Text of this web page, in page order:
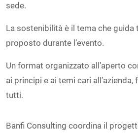
sede.
La sostenibilità è il tema che guida
proposto durante l’evento.
Un format organizzato all’aperto
ai principi e ai temi cari
tutti.
Banfi Consulting coordina il